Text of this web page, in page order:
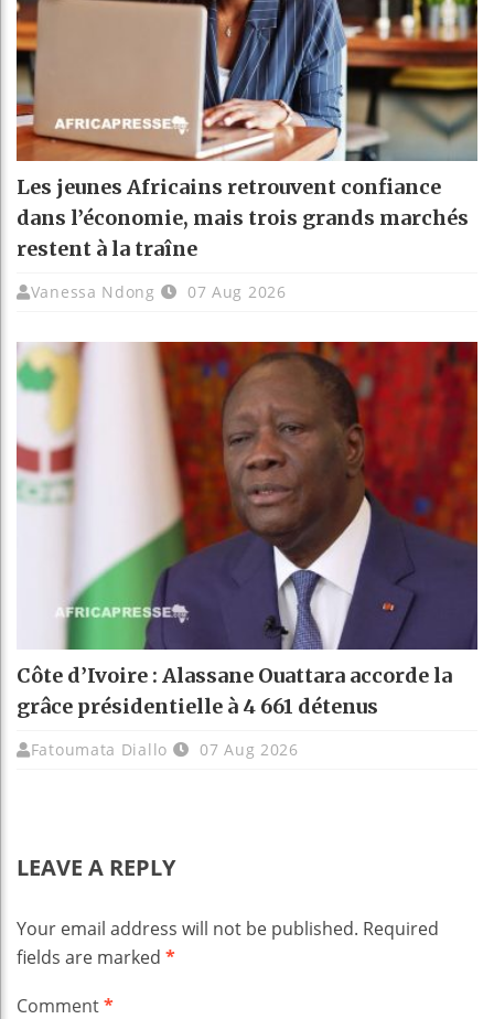
Les jeunes Africains retrouvent confiance
dans l’économie, mais trois grands marchés
restent à la traîne
Vanessa Ndong 07 Aug 2026
Côte d’Ivoire : Alassane Ouattara accorde la
grâce présidentielle à 4 661 détenus
Fatoumata Diallo 07 Aug 2026
LEAVE A REPLY
Your email address will not be published. Required
fields are marked *
Comment*